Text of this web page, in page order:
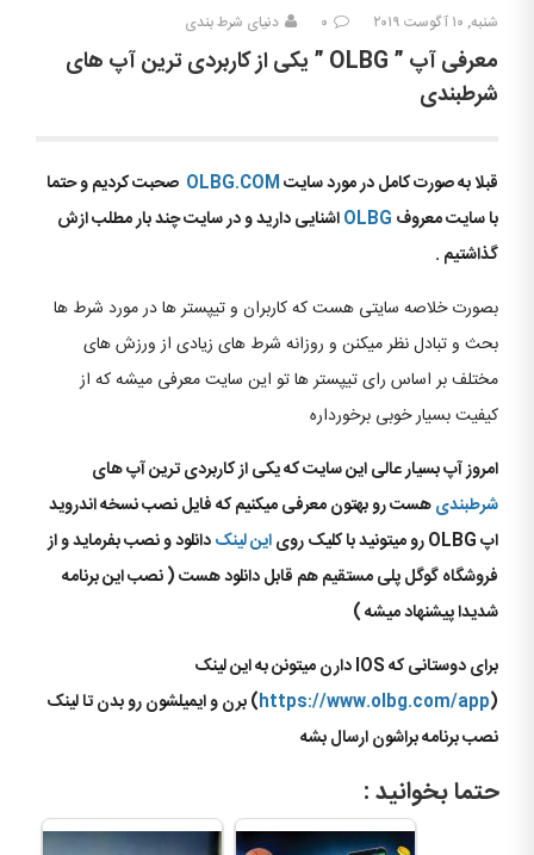
شنبه, ۱۰ آگوست ۲۰۱۹
۰ دنیای شرط بندی
معرفی آپ ” OLBG ” یکی از کاربردی ترین آپ های
شرطبندی
قبلا به صورت کامل در مورد سایتOLBG.COM صحبت کردیم و حتما
با سایت معروف OLBGاشنایی دارید و در سایت چند بار مطلب ازش
گذاشتیم .
بصورت خلاصه سایتی هست که کاربران و تیپستر ها در مورد شرط ها
بحث و تبادل نظر میکنن و روزانه شرط های زیادی از ورزش های
مختلف بر اساس رای تیپستر ها تو این سایت معرفی میشه که از
کیفیت بسیار خوبی برخورداره
امروز آپ بسیار عالی این سایت که یکی از کاربردی ترین آپ های
شرطبندیهست رو بهتون معرفی میکنیم که فایل نصب نسخه اندروید
اپ OLBG رو میتونید با کلیک روی
این لینکدانلود و نصب بفرماید و از
فروشگاه گوگل پلی مستقیم هم قابل دانلود هست ( نصب این برنامه
شدیدا پیشنهاد میشه )
برای دوستانی که IOS دارن میتونن به این لینک
(
https://www.olbg.com/app) برن و ایمیلشون رو بدن تا لینک
نصب برنامه براشون ارسال بشه
حتما بخوانید :